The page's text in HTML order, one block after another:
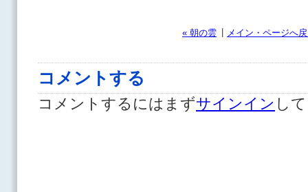
« 朝の雲 メイン・ページへ
コメントする
コメントするにはまずサインイン し